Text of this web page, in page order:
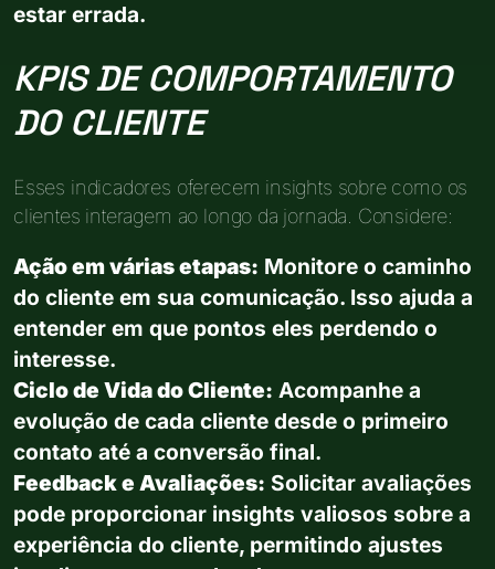
estar errada.
KPIS DE COMPORTAMENTO
DO CLIENTE
Esses indicadores oferecem insights sobre como os
clientes interagem ao longo da jornada. Considere:
Ação em várias etapas: Monitore o caminho
do cliente em sua comunicação. Isso ajuda a
entender em que pontos eles perdendo o
interesse.
Ciclo de Vida do Cliente: Acompanhe a
evolução de cada cliente desde o primeiro
contato até a conversão final.
Feedback e Avaliações: Solicitar avaliações
pode proporcionar insights valiosos sobre a
experiência do cliente, permitindo ajustes